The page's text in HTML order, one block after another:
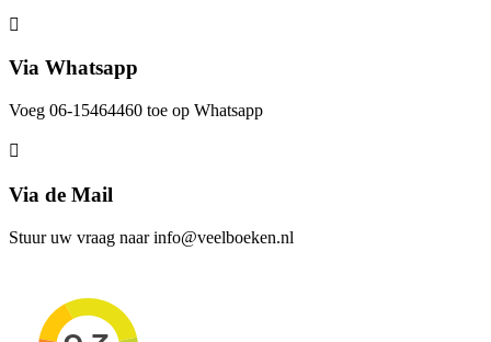
Via Whatsapp
Voeg 06-15464460 toe op Whatsapp
Via de Mail
Stuur uw vraag naar info@veelboeken.nl